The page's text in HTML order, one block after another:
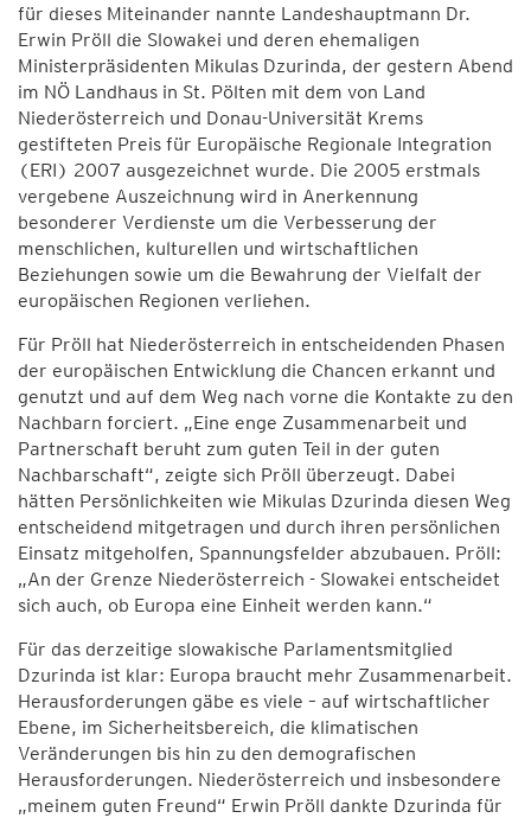
für dieses Miteinander nannte Landeshauptmann Dr.
Erwin Pröll die Slowakei und deren ehemaligen
Ministerpräsidenten Mikulas Dzurinda, der gestern Abend
im NÖ Landhaus in St. Pölten mit dem von Land
Niederösterreich und Donau-Universität Krems
gestifteten Preis für Europäische Regionale Integration
(ERI) 2007 ausgezeichnet wurde. Die 2005 erstmals
vergebene Auszeichnung wird in Anerkennung
besonderer Verdienste um die Verbesserung der
menschlichen, kulturellen und wirtschaftlichen
Beziehungen sowie um die Bewahrung der Vielfalt der
europäischen Regionen verliehen.
Für Pröll hat Niederösterreich in entscheidenden Phasen
der europäischen Entwicklung die Chancen erkannt und
genutzt und auf dem Weg nach vorne die Kontakte zu den
Nachbarn forciert. „Eine enge Zusammenarbeit und
Partnerschaft beruht zum guten Teil in der guten
Nachbarschaft“, zeigte sich Pröll überzeugt. Dabei
hätten Persönlichkeiten wie Mikulas Dzurinda diesen Weg
entscheidend mitgetragen und durch ihren persönlichen
Einsatz mitgeholfen, Spannungsfelder abzubauen. Pröll:
„An der Grenze Niederösterreich - Slowakei entscheidet
sich auch, ob Europa eine Einheit werden kann.“
Für das derzeitige slowakische Parlamentsmitglied
Dzurinda ist klar: Europa braucht mehr Zusammenarbeit.
Herausforderungen gäbe es viele – auf wirtschaftlicher
Ebene, im Sicherheitsbereich, die klimatischen
Veränderungen bis hin zu den demografischen
Herausforderungen. Niederösterreich und insbesondere
„meinem guten Freund“ Erwin Pröll dankte Dzurinda für